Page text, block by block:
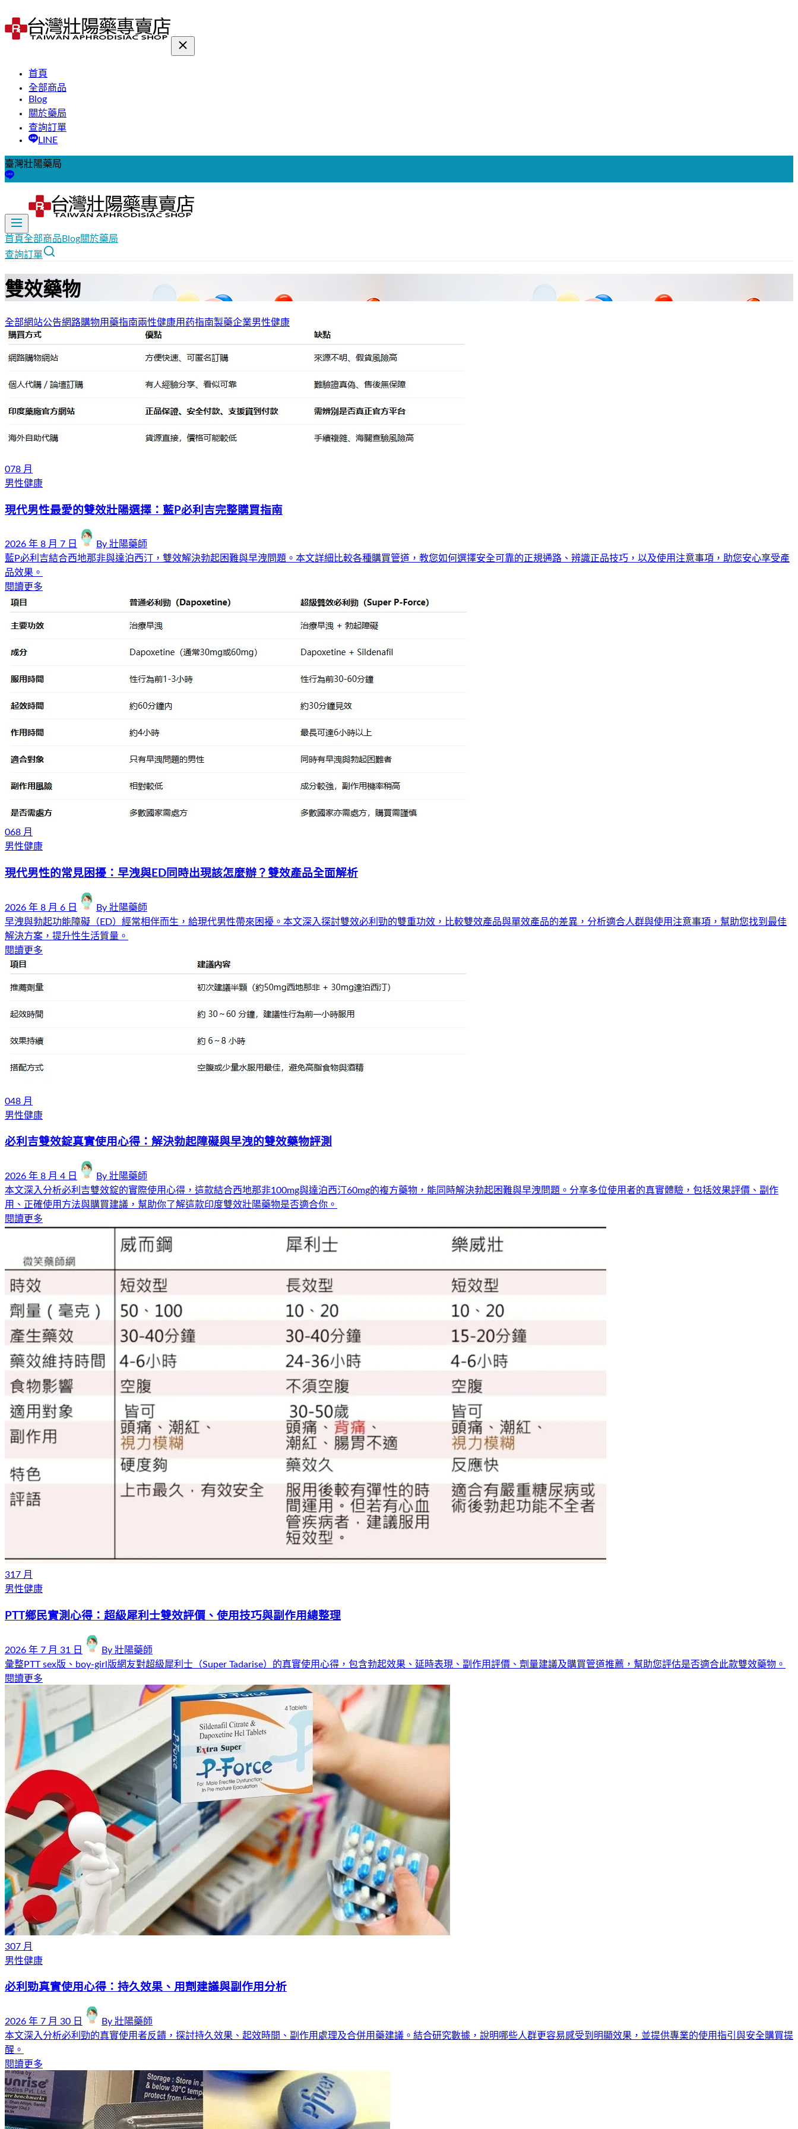
首頁
全部商品
Blog
關於藥局
查詢訂單
LINE
臺灣壯陽藥局
首頁全部商品 Blog關於藥局
查詢訂單
雙效藥物
全部網站公告網路購物用藥指南兩性健康用药指南製藥企業男性健康
078 月
男性健康
現代男性最愛的雙效壯陽選擇：藍P必利吉完整購買指南
2026 年 8 月 7 日 By 壯陽藥師
藍P必利吉結合西地那非與達泊西汀，雙效解決勃起困難與早洩問題。本文詳細比較各種購買管道，教您如何選擇安全可靠的正規通路、辨識正品技巧，以及使用注意事項，助您安心享受產
品效果。
閱讀更多
068 月
男性健康
現代男性的常見困擾：早洩與ED同時出現該怎麼辦？雙效產品全面解析
2026 年 8 月 6 日 By 壯陽藥師
早洩與勃起功能障礙（ED）經常相伴而生，給現代男性帶來困擾。本文深入探討雙效必利勁的雙重功效，比較雙效產品與單效產品的差異，分析適合人群與使用注意事項，幫助您找到最佳
解決方案，提升性生活質量。
閱讀更多
048 月
男性健康
必利吉雙效錠真實使用心得：解決勃起障礙與早洩的雙效藥物評測
2026 年 8 月 4 日 By 壯陽藥師
本文深入分析必利吉雙效錠的實際使用心得，這款結合西地那非100mg與達泊西汀60mg的複方藥物，能同時解決勃起困難與早洩問題。分享多位使用者的真實體驗，包括效果評價、副作
用、正確使用方法與購買建議，幫助你了解這款印度雙效壯陽藥物是否適合你。
閱讀更多
31 7 月
男性健康
PTT鄉民實測心得：超級犀利士雙效評價、使用技巧與副作用總整理
2026 年 7 月 31 日 By 壯陽藥師
彙整PTT sex版、boy-girl版網友對超級犀利士（Super Tadarise）的真實使用心得，包含勃起效果、延時表現、副作用評價、劑量建議及購買管道推薦，幫助您評估是否適合此款雙效藥物。
閱讀更多
307 月
男性健康
必利勁真實使用心得：持久效果、用劑建議與副作用分析
2026 年 7 月 30 日 By 壯陽藥師
本文深入分析必利勁的真實使用者反饋，探討持久效果、起效時間、副作用處理及合併用藥建議。結合研究數據，說明哪些人群更容易感受到明顯效果，並提供專業的使用指引與安全購買提
醒。
閱讀更多